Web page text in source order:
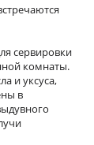
сервировки
комнаты.
и уксуса,
в